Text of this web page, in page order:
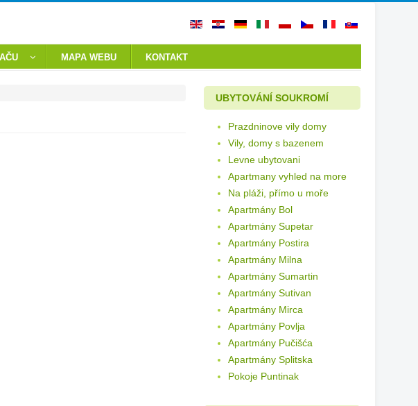
MAPA WEBU KONTAKT
UBYTOVÁNÍ SOUKROMÍ
Prazdninove vily domy
Vily, domy s bazenem
Levne ubytovani
Apartmany vyhled na more
Na pláži, přímo u moře
Apartmány Bol
Apartmány Supetar
Apartmány Postira
Apartmány Milna
Apartmány Sumartin
Apartmány Sutivan
Apartmány Mirca
Apartmány Povlja
Apartmány Pučišća
Apartmány Splitska
Pokoje Puntinak